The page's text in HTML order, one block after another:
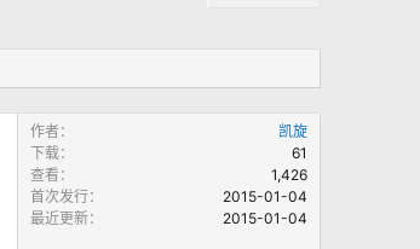
作者
凯旋
下载
61
查看
1,426
首次发行
2015-01-04
最近更新
2015-01-04